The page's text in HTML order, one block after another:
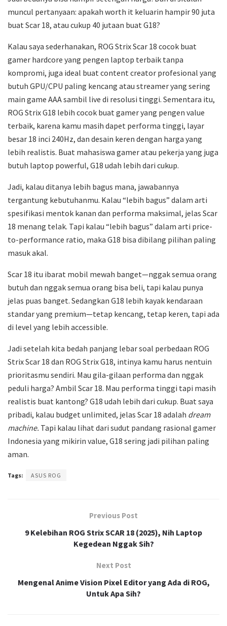
muncul pertanyaan: apakah worth it keluarin hampir 90 juta
buat Scar 18, atau cukup 40 jutaan buat G18?
Kalau saya sederhanakan, ROG Strix Scar 18 cocok buat
gamer hardcore yang pengen laptop terbaik tanpa
kompromi, juga ideal buat content creator profesional yang
butuh GPU/CPU paling kencang atau streamer yang sering
main game AAA sambil live di resolusi tinggi. Sementara itu,
ROG Strix G18 lebih cocok buat gamer yang pengen value
terbaik, karena kamu masih dapet performa tinggi, layar
besar 18 inci 240Hz, dan desain keren dengan harga yang
lebih realistis. Buat mahasiswa gamer atau pekerja yang juga
butuh laptop powerful, G18 udah lebih dari cukup.
Jadi, kalau ditanya lebih bagus mana, jawabannya
tergantung kebutuhanmu. Kalau “lebih bagus” dalam arti
spesifikasi mentok kanan dan performa maksimal, jelas Scar
18 menang telak. Tapi kalau “lebih bagus” dalam arti price-
to-performance ratio, maka G18 bisa dibilang pilihan paling
masuk akal.
Scar 18 itu ibarat mobil mewah banget—nggak semua orang
butuh dan nggak semua orang bisa beli, tapi kalau punya
jelas puas banget. Sedangkan G18 lebih kayak kendaraan
standar yang premium—tetap kencang, tetap keren, tapi ada
di level yang lebih accessible.
Jadi setelah kita bedah panjang lebar soal perbedaan ROG
Strix Scar 18 dan ROG Strix G18, intinya kamu harus nentuin
prioritasmu sendiri. Mau gila-gilaan performa dan nggak
peduli harga? Ambil Scar 18. Mau performa tinggi tapi masih
realistis buat kantong? G18 udah lebih dari cukup. Buat saya
pribadi, kalau budget unlimited, jelas Scar 18 adalah dream
machine. Tapi kalau lihat dari sudut pandang rasional gamer
Indonesia yang mikirin value, G18 sering jadi pilihan paling
aman.
Tags: ASUS ROG
Previous Post
9 Kelebihan ROG Strix SCAR 18 (2025), Nih Laptop
Kegedean Nggak Sih?
Next Post
Mengenal Anime Vision Pixel Editor yang Ada di ROG,
Untuk Apa Sih?